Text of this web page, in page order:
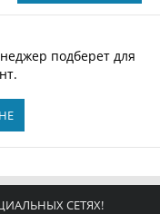
подберет для
СЕТЯХ!